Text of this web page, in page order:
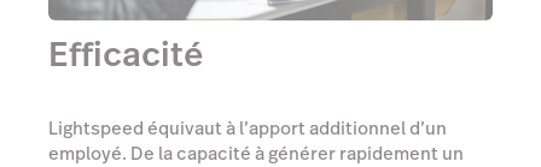
Efficacité
Lightspeed équivaut à l’apport additionnel d’un
employé. De la capacité à générer rapidement un